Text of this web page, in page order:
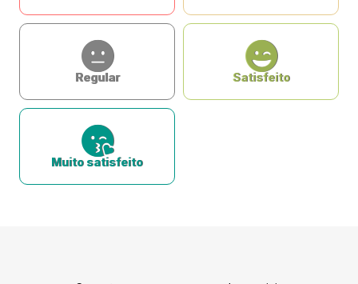
Regular Satisfeito
Muito satisfeito